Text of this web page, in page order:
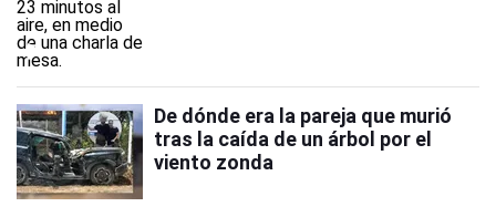
De dónde era la pareja que murió
tras la caída de un árbol por el
viento zonda